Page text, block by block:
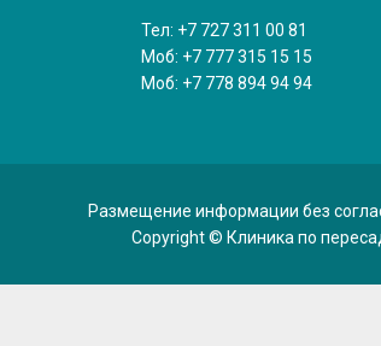
Тел: +7 727 311 00 81
Моб: +7 777 315 15 15
Моб: +7 778 894 94 94
Размещение информации без
Copyright © Клиника по